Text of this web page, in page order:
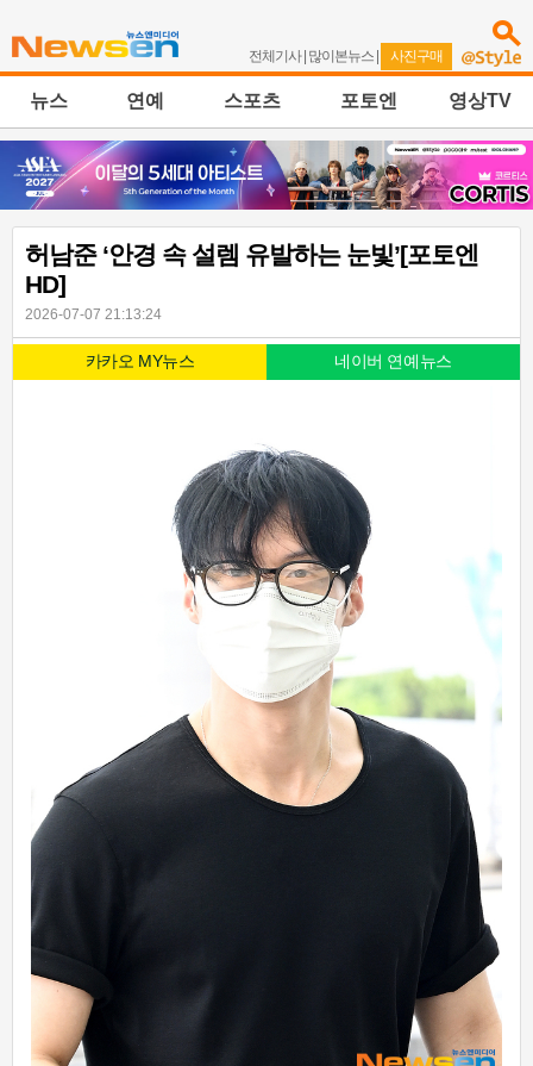
전체기사| 많이본뉴스 | 사진구매
뉴스 연예 스포츠 포토엔 영상TV
허남준 ‘안경 속 설렘 유발하는 눈빛’[포토엔
HD]
2026-07-07 21:13:24
카카오 MY뉴스 네이버 연예뉴스